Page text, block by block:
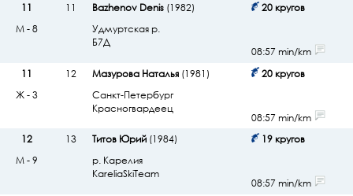
11
11 Bazhenov Denis(1982)
Удмуртская р.
Б7Д
20 кругов
М - 8
08:57 min/km
11
12 Мазурова Наталья(1981)
Санкт-Петербург
Красногвардеец
20 кругов
Ж - 3
08:57 min/km
12
13 Титов Юрий(1984)
р. Карелия
KareliaSkiTeam
19 кругов
М - 9
08:57 min/km